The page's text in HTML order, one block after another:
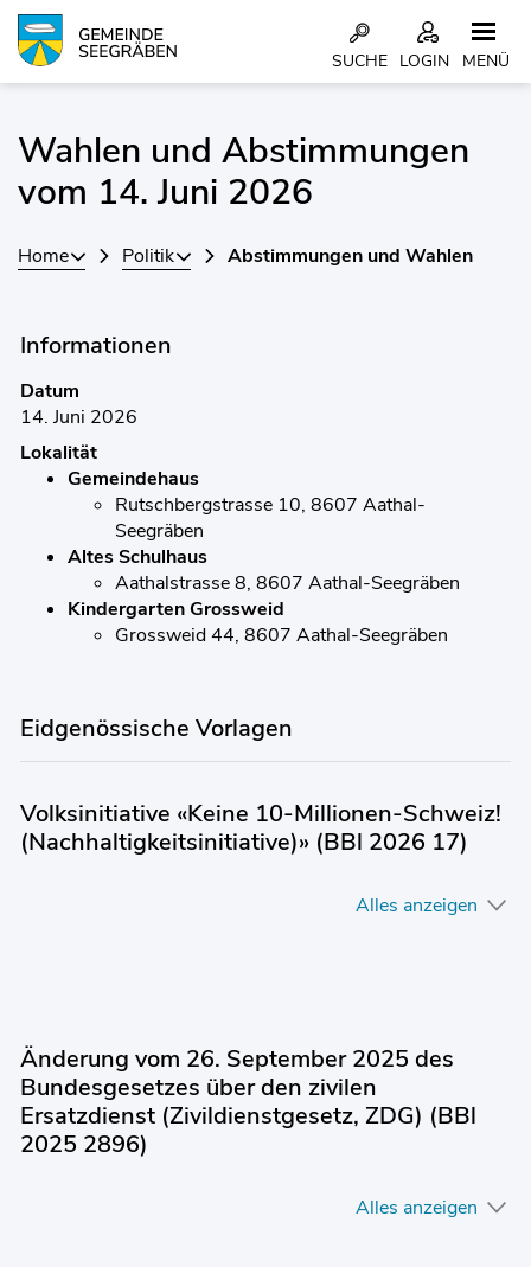
Kopfzeile
LOGIN
SUCHE MENÜ
Wahlen und Abstimmungen
vom 14. Juni 2026
Home Politik Abstimmungen und Wahlen
Informationen
Datum
14. Juni 2026
Lokalität
Gemeindehaus
Rutschbergstrasse 10, 8607 Aathal-
Seegräben
Altes Schulhaus
Aathalstrasse 8, 8607 Aathal-Seegräben
Kindergarten Grossweid
Grossweid 44, 8607 Aathal-Seegräben
Eidgenössische Vorlagen
Volksinitiative «Keine 10-Millionen-Schweiz!
(Nachhaltigkeitsinitiative)» (BBl 2026 17)
Alles anzeigen
Änderung vom 26. September 2025 des
Bundesgesetzes über den zivilen
Ersatzdienst (Zivildienstgesetz, ZDG) (BBl
2025 2896)
Alles anzeigen